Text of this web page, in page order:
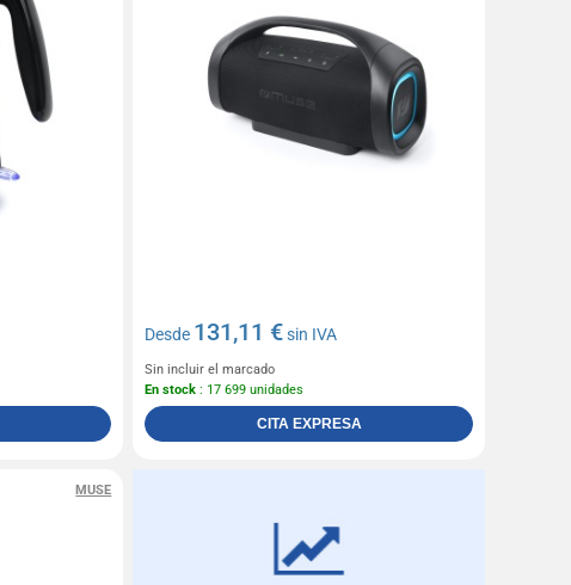
Desde 131,11 €sin IVA
Sin incluir el marcado
En stock : 17 699 unidades
CITA EXPRESA
MUSE